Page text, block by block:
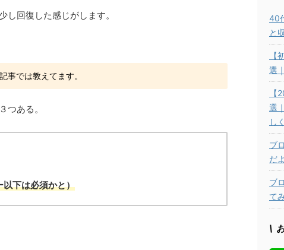
し回復した感じがします。
事では教えてます。
つある。
下は必須かと）
40
と
【
選
選
し
ブ
だ
ブ
て
\